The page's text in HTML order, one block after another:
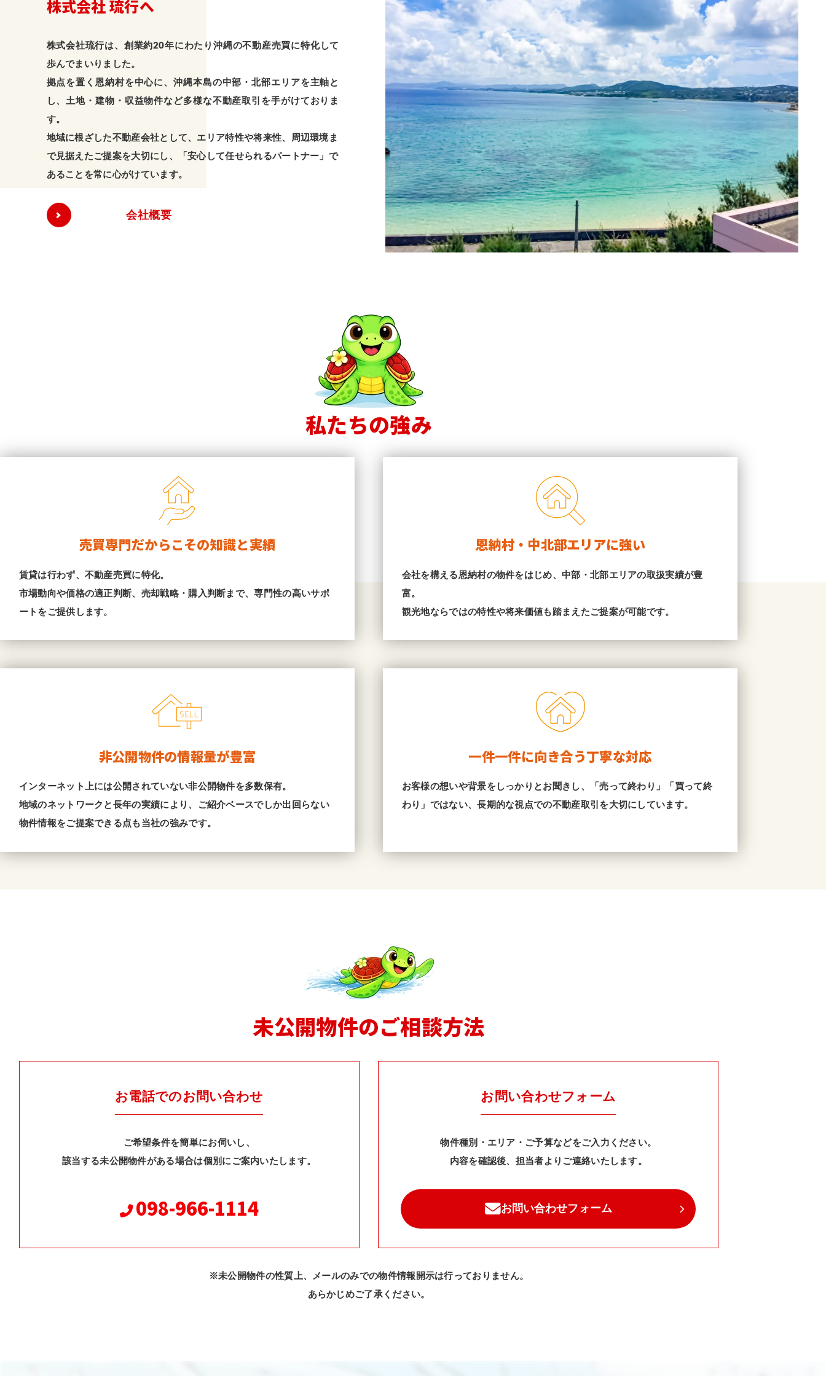
株式会社 琉行へ
株式会社琉行は、創業約20年にわたり沖縄の不動産売買に特化して
歩んでまいりました。
拠点を置く恩納村を中心に、沖縄本島の中部・北部エリアを主軸と
し、土地・建物・収益物件など多様な不動産取引を手がけておりま
す。
地域に根ざした不動産会社として、エリア特性や将来性、周辺環境ま
で見据えたご提案を大切にし、「安心して任せられるパートナー」で
あることを常に心がけています。
会社概要
私たちの強み
売買専門だからこその知識と実績
賃貸は行わず、不動産売買に特化。
市場動向や価格の適正判断、売却戦略・購入判断まで、専門性の高いサポ
ートをご提供します。
恩納村・中北部エリアに強い
会社を構える恩納村の物件をはじめ、中部・北部エリアの取扱実績が豊
富。
観光地ならではの特性や将来価値も踏まえたご提案が可能です。
非公開物件の情報量が豊富
インターネット上には公開されていない非公開物件を多数保有。
地域のネットワークと長年の実績により、ご紹介ベースでしか出回らない
物件情報をご提案できる点も当社の強みです。
一件一件に向き合う丁寧な対応
お客様の想いや背景をしっかりとお聞きし、「売って終わり」「買って終
わり」ではない、長期的な視点での不動産取引を大切にしています。
未公開物件のご相談方法
お電話でのお問い合わせ
ご希望条件を簡単にお伺いし、
該当する未公開物件がある場合は個別にご案内いたします。
098-966-1114
お問い合わせフォーム
物件種別・エリア・ご予算などをご入力ください。
内容を確認後、担当者よりご連絡いたします。
お問い合わせフォーム
※未公開物件の性質上、メールのみでの物件情報開示は行っておりません。
あらかじめご了承ください。